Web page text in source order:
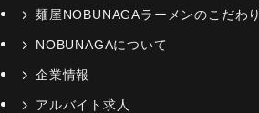
麺屋NOBUNAGAラーメンのこだわり
NOBUNAGAについて
企業情報
アルバイト求人